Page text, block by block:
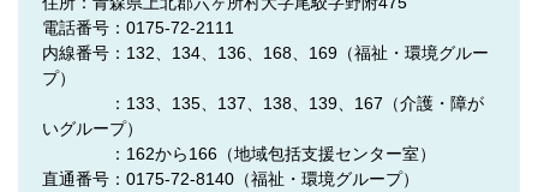
電話番号：0175-72-2111
内線番号：132、134、136、168、169（福祉・環境グルー
プ）
：133、135、137、138、139、167（介護・障が
いグループ）
：162から166（地域包括支援センター室）
直通番号：0175-72-8140 （福祉・環境グループ）